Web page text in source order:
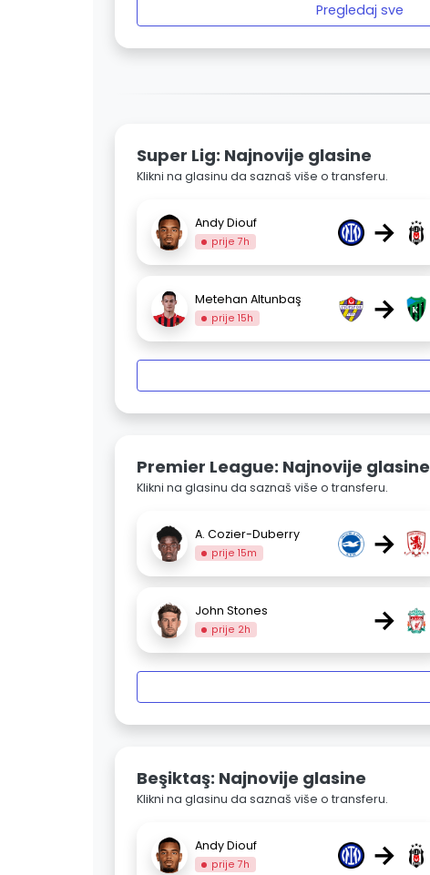
Pregledaj sve
Super Lig: Najnovije glasine
Klikni na glasinu da saznaš više o transferu.
Andy Diouf
prije 7h →
Metehan Altunbaş
prije 15h →
Premier League: Najnovije glasine
Klikni na glasinu da saznaš više o transferu.
A. Cozier-Duberry
prije 15m →
John Stones
prije 2h →
Beşiktaş: Najnovije glasine
Klikni na glasinu da saznaš više o transferu.
Andy Diouf
prije 7h →